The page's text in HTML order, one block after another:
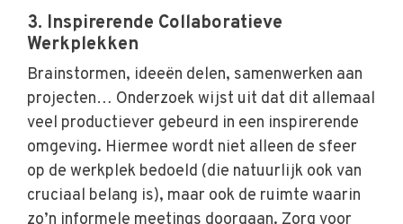
3. Inspirerende Collaboratieve
Werkplekken
Brainstormen, ideeën delen, samenwerken aan
projecten… Onderzoek wijst uit dat dit allemaal
veel productiever gebeurd in een inspirerende
omgeving. Hiermee wordt niet alleen de sfeer
op de werkplek bedoeld (die natuurlijk ook van
cruciaal belang is), maar ook de ruimte waarin
zo’n informele meetings doorgaan. Zorg voor